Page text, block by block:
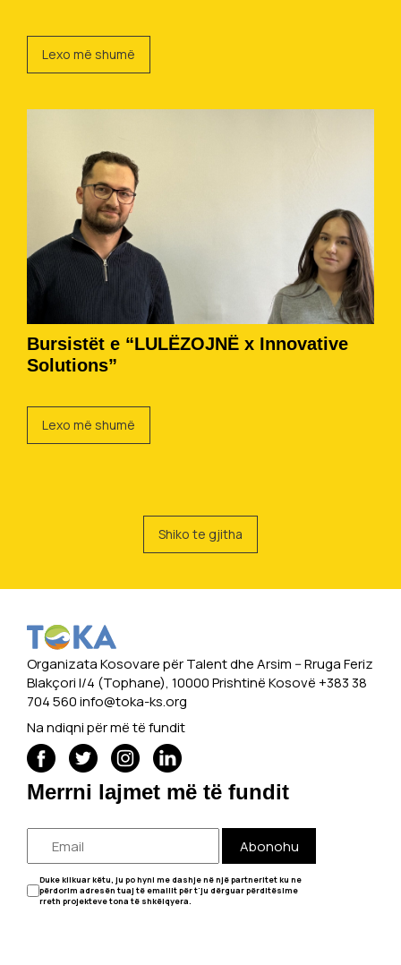
Lexo më shumë
Bursistët e “LULËZOJNË x Innovative
Solutions”
Lexo më shumë
Shiko te gjitha
Organizata Kosovare për Talent dhe Arsim -- Rruga Feriz
Blakçori I/4 (Tophane), 10000 Prishtinë Kosovë +383 38
704 560info@toka-ks.org
Na ndiqni për më të fundit
Merrni lajmet më të fundit
Abonohu
Duke klikuar këtu, ju po hyni me dashje në një partneritet ku ne
përdorim adresën tuaj të emailit për t'ju dërguar përditësime
rreth projekteve tona të shkëlqyera.